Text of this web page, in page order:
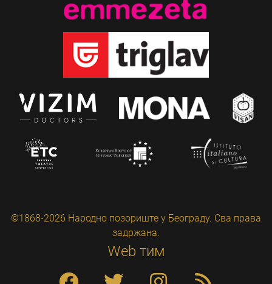
©1868-2026 Народно позориште у Београду. Сва права
задржана.
Web тим